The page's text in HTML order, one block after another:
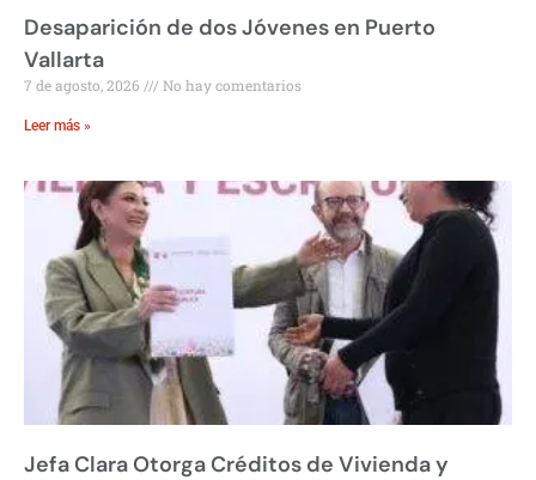
Desaparición de dos Jóvenes en Puerto
Vallarta
7 de agosto, 2026 No hay comentarios
Leer más »
Jefa Clara Otorga Créditos de Vivienda y